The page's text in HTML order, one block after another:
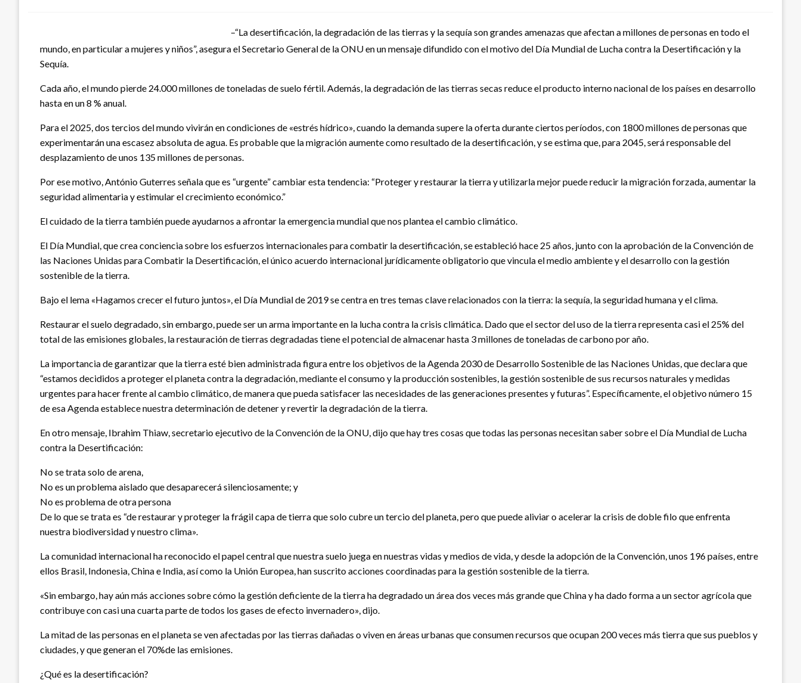
–“La desertificación, la degradación de las tierras y la sequía son grandes amenazas que afectan a millones de personas en todo el
mundo, en particular a mujeres y niños”, asegura el Secretario General de la ONU en un mensaje difundido con el motivo del Día Mundial de Lucha contra la Desertificación y la
Sequía.
Cada año, el mundo pierde 24.000 millones de toneladas de suelo fértil. Además, la degradación de las tierras secas reduce el producto interno nacional de los países en desarrollo
hasta en un 8 % anual.
Para el 2025, dos tercios del mundo vivirán en condiciones de «estrés hídrico», cuando la demanda supere la oferta durante ciertos períodos, con 1800 millones de personas que
experimentarán una escasez absoluta de agua. Es probable que la migración aumente como resultado de la desertificación, y se estima que, para 2045, será responsable del
desplazamiento de unos 135 millones de personas.
Por ese motivo, António Guterres señala que es “urgente” cambiar esta tendencia: “Proteger y restaurar la tierra y utilizarla mejor puede reducir la migración forzada, aumentar la
seguridad alimentaria y estimular el crecimiento económico.”
El cuidado de la tierra también puede ayudarnos a afrontar la emergencia mundial que nos plantea el cambio climático.
El Día Mundial, que crea conciencia sobre los esfuerzos internacionales para combatir la desertificación, se estableció hace 25 años, junto con la aprobación de la Convención de
las Naciones Unidas para Combatir la Desertificación, el único acuerdo internacional jurídicamente obligatorio que vincula el medio ambiente y el desarrollo con la gestión
sostenible de la tierra.
Bajo el lema «Hagamos crecer el futuro juntos», el Día Mundial de 2019 se centra en tres temas clave relacionados con la tierra: la sequía, la seguridad humana y el clima.
Restaurar el suelo degradado, sin embargo, puede ser un arma importante en la lucha contra la crisis climática. Dado que el sector del uso de la tierra representa casi el 25% del
total de las emisiones globales, la restauración de tierras degradadas tiene el potencial de almacenar hasta 3 millones de toneladas de carbono por año.
La importancia de garantizar que la tierra esté bien administrada figura entre los objetivos de la Agenda 2030 de Desarrollo Sostenible de las Naciones Unidas, que declara que
“estamos decididos a proteger el planeta contra la degradación, mediante el consumo y la producción sostenibles, la gestión sostenible de sus recursos naturales y medidas
urgentes para hacer frente al cambio climático, de manera que pueda satisfacer las necesidades de las generaciones presentes y futuras”. Específicamente, el objetivo número 15
de esa Agenda establece nuestra determinación de detener y revertir la degradación de la tierra.
En otro mensaje, Ibrahim Thiaw, secretario ejecutivo de la Convención de la ONU, dijo que hay tres cosas que todas las personas necesitan saber sobre el Día Mundial de Lucha
contra la Desertificación:
No se trata solo de arena,
No es un problema aislado que desaparecerá silenciosamente; y
No es problema de otra persona
De lo que se trata es “de restaurar y proteger la frágil capa de tierra que solo cubre un tercio del planeta, pero que puede aliviar o acelerar la crisis de doble filo que enfrenta
nuestra biodiversidad y nuestro clima».
La comunidad internacional ha reconocido el papel central que nuestra suelo juega en nuestras vidas y medios de vida, y desde la adopción de la Convención, unos 196 países, entre
ellos Brasil, Indonesia, China e India, así como la Unión Europea, han suscrito acciones coordinadas para la gestión sostenible de la tierra.
«Sin embargo, hay aún más acciones sobre cómo la gestión deficiente de la tierra ha degradado un área dos veces más grande que China y ha dado forma a un sector agrícola que
contribuye con casi una cuarta parte de todos los gases de efecto invernadero», dijo.
La mitad de las personas en el planeta se ven afectadas por las tierras dañadas o viven en áreas urbanas que consumen recursos que ocupan 200 veces más tierra que sus pueblos y
ciudades, y que generan el 70%de las emisiones.
¿Qué es la desertificación?